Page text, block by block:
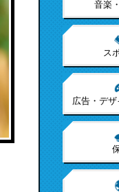
音楽
ス
広告・デザ